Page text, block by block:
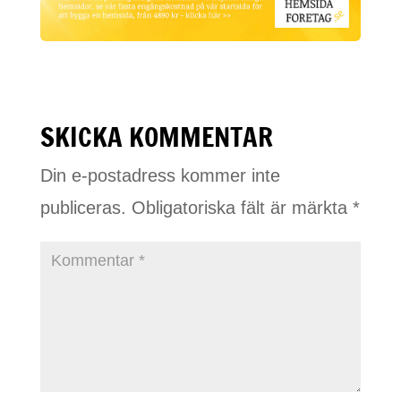
SKICKA KOMMENTAR
Din e-postadress kommer inte
publiceras. Obligatoriska fält är märkta *